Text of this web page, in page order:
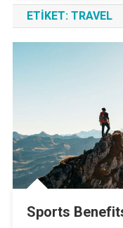
ETIKET: TRAVEL
Sports